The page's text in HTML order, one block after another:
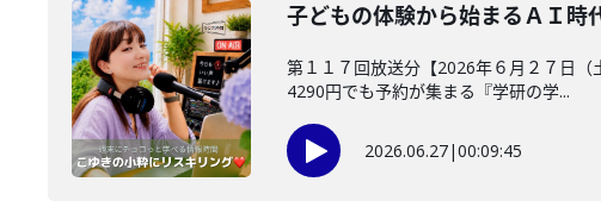
子どもの体験から始まるＡＩ時
第１１７回放送分【2026年６月２７日
4290円でも予約が集まる『学研の学...
2026.06.27|00:09:45